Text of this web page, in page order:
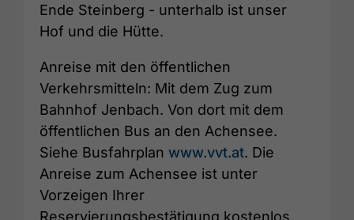
Ende Steinberg - unterhalb ist unser
Hof und die Hütte.
Anreise mit den öffentlichen
Verkehrsmitteln: Mit dem Zug zum
Bahnhof Jenbach. Von dort mit dem
öffentlichen Bus an den Achensee.
Siehe Busfahrplan www.vvt.at. Die
Anreise zum Achensee ist unter
Vorzeigen Ihrer
Reservierungsbestätigung kostenlos.